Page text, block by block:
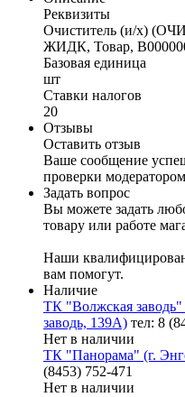
Реквизиты
Очиститель (и/х)
ЖИДК, Товар,
Базовая единица
шт
Ставки налогов
20
Отзывы
Оставить отзыв
Ваше сообщение
проверки модератором
Задать вопрос
Вы можете задать
товару или работе
Наши
вам помогут.
Наличие
ТК "Волжская
заводь, 139А) тел: 8
Нет в наличии
ТК "Панорама" (г.
(8453) 752-471
Нет в наличии